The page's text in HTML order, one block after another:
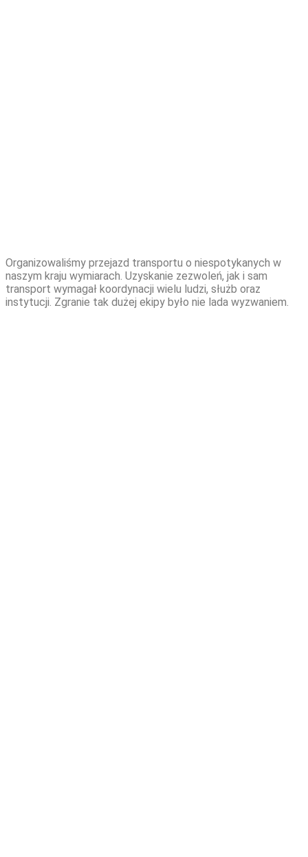
Organizowaliśmy przejazd transportu o niespotykanych w
naszym kraju wymiarach. Uzyskanie zezwoleń, jak i sam
transport wymagał koordynacji wielu ludzi, służb oraz
instytucji. Zgranie tak dużej ekipy było nie lada wyzwaniem.